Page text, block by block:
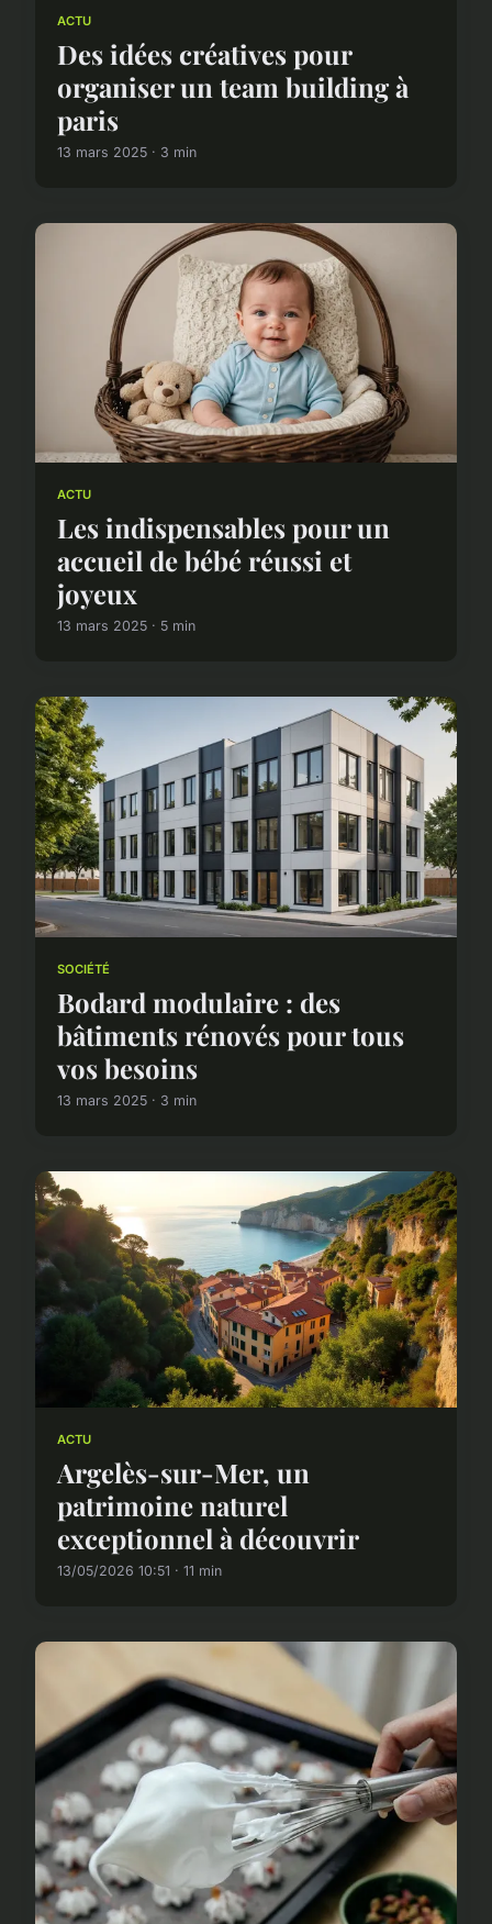
ACTU
Des idées créatives pour
organiser un team building à
paris
13 mars 2025 · 3 min
ACTU
Les indispensables pour un
accueil de bébé réussi et
joyeux
13 mars 2025 · 5 min
SOCIÉTÉ
Bodard modulaire : des
bâtiments rénovés pour tous
vos besoins
13 mars 2025 · 3 min
ACTU
Argelès-sur-Mer, un
patrimoine naturel
exceptionnel à découvrir
13/05/2026 10:51 · 11 min